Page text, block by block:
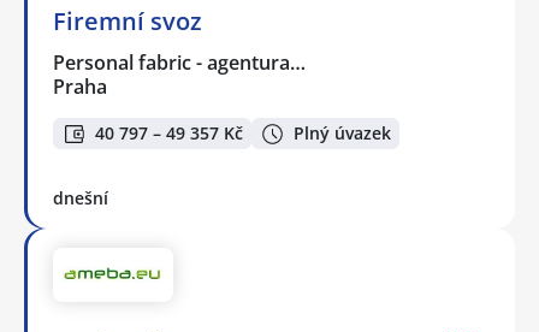
Firemní svoz
Personal fabric - agentura…
Praha
40 797 – 49 357 Kč Plný úvazek
dnešní